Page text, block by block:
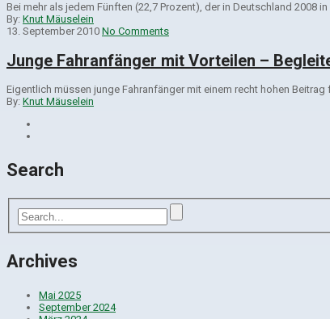
Bei mehr als jedem Fünften (22,7 Prozent), der in Deutschland 2008
By: Knut Mäuselein
13. September 2010 No Comments
Junge Fahranfänger mit Vorteilen –
Eigentlich müssen junge Fahranfänger mit einem recht hohen
By: Knut Mäuselein
Search
Archives
Mai 2025
September 2024